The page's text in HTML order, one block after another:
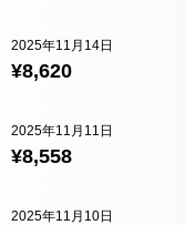
¥8,620
2025年11月14日
¥8,558
2025年11月11日
2025年11月10日